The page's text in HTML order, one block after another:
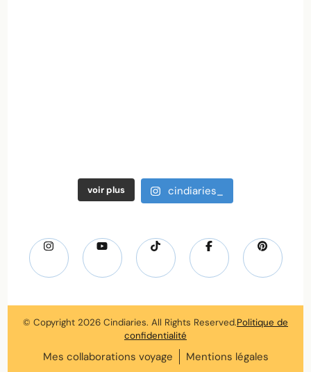
voir plus cindiaries_
© Copyright 2026 Cindiaries. All Rights Reserved.Politique de
confidentialité
Mes collaborations voyage Mentions légales